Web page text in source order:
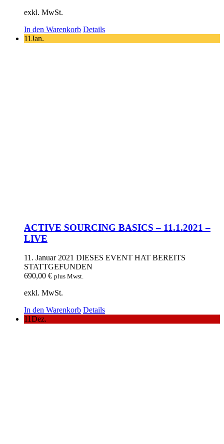
exkl. MwSt.
In den Warenkorb Details
11Jan.
ACTIVE SOURCING BASICS – 11.1.2021 –
LIVE
11. Januar 2021 DIESES EVENT HAT BEREITS
STATTGEFUNDEN
690,00 € plus Mwst.
exkl. MwSt.
In den Warenkorb Details
11Dez.